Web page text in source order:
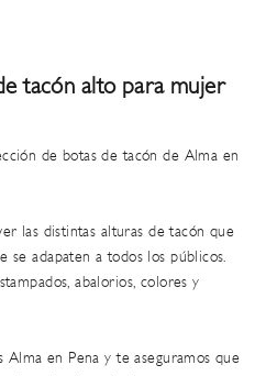
tacón alto para mujer
de botas de tacón de Alma en
las distintas alturas de tacón que
se adapaten a todos los públicos.
abalorios, colores y
Alma en Pena y te aseguramos que